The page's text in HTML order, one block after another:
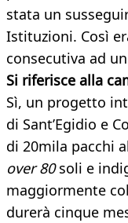
stata un
Istituzioni. Così
consecutiva ad
Si riferisce alla
Sì, un progetto
di Sant’Egidio e
di 20mila pacchi
over 80soli e
maggiormente
durerà cinque